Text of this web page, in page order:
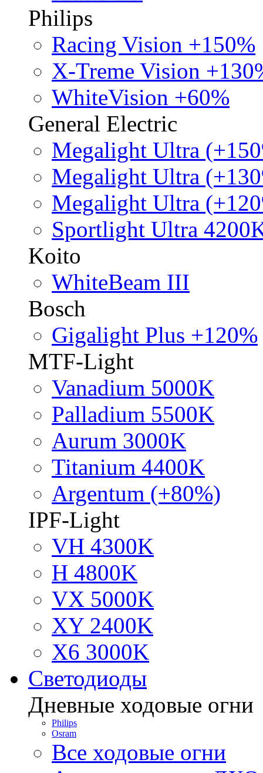
Philips
Racing Vision +150%
X-Treme Vision
WhiteVision +60%
General Electric
Megalight Ultra
Megalight Ultra
Megalight Ultra
Sportlight Ultra
Koito
WhiteBeam III
Bosch
Gigalight Plus +120%
MTF-Light
Vanadium 5000K
Palladium 5500K
Aurum 3000K
Titanium 4400K
Argentum (+80%)
IPF-Light
VH 4300K
H 4800K
VX 5000K
XY 2400K
X6 3000K
Светодиоды
Дневные ходовые огни
Philips
Osram
Все ходовые огни